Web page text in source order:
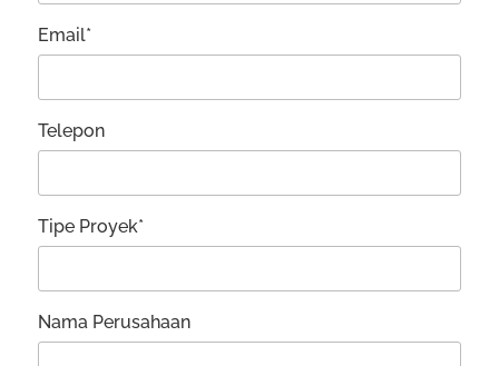
Email*
Telepon
Tipe Proyek*
Nama Perusahaan